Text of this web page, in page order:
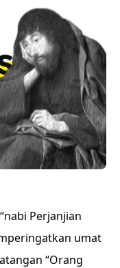
Perjanjian
umat
“Orang